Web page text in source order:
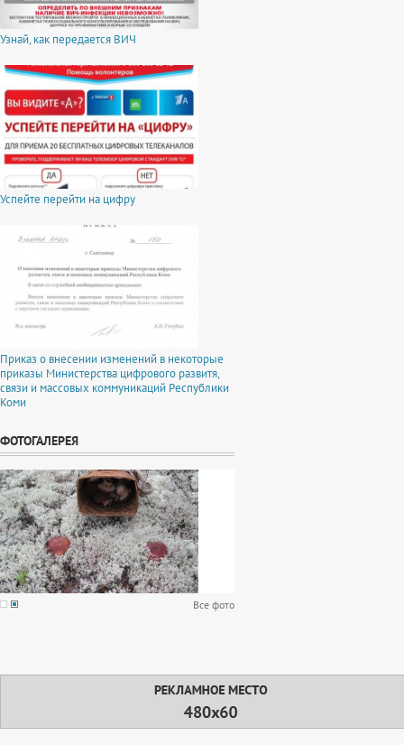
Узнай, как передается ВИЧ
Успейте перейти на цифру
Приказ о внесении изменений в некоторые
приказы Министерства цифрового развитя,
связи и массовых коммуникаций Республики
Коми
ФОТОГАЛЕРЕЯ
Все фото